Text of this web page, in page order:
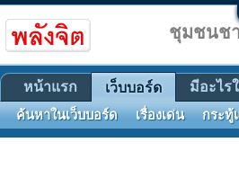
ชุมชนช
หน้าแรก เว็บบอร์ด
ค้นหาในเว็บบอร์ด เรื่องเด่น กระทู้
มีอะไร